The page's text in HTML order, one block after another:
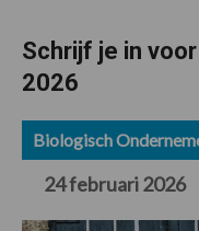
Schrijf je in
2026
Biologisch
24 februari 2026